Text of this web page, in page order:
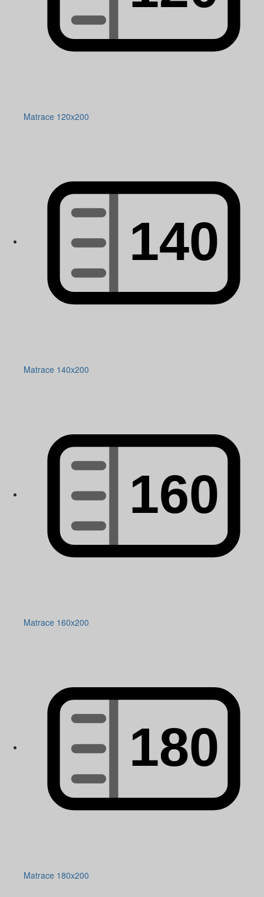
Matrace 120x200
Matrace 140x200
Matrace 160x200
Matrace 180x200